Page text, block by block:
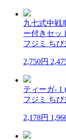
九七式中戦
ー付きセッ
フジミ ち
2,750円
ティーガ- 1
フジミ ち
2,178円